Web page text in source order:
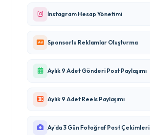
İnstagram Hesap Yönetimi
Sponsorlu Reklamlar Oluşturma
Aylık 9 Adet Gönderi Post Paylaşımı
Aylık 9 Adet Reels Paylaşımı
Ay'da 3 Gün Fotoğraf Post Çekimleri